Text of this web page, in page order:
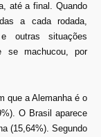
até a final. Quando
a cada rodada,
outras situações
se machucou, por
que a Alemanha é o
O Brasil aparece
(15,64%). Segundo